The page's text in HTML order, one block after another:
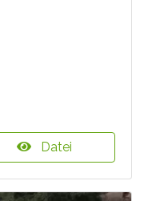
Datei